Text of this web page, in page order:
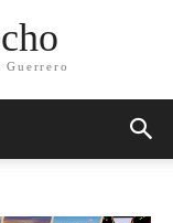
Guerrero